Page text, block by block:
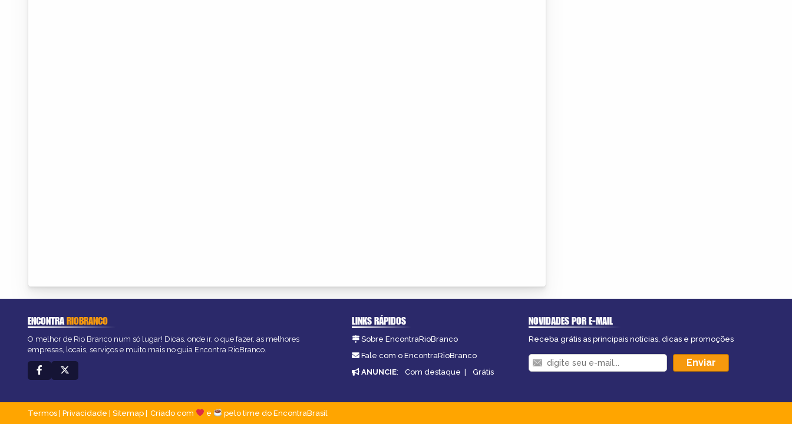
ENCONTRARIOBRANCO
O melhor de Rio Branco num só lugar! Dicas, onde ir, o que fazer, as melhores
empresas, locais, serviços e muito mais no guia Encontra RioBranco.
LINKS RÁPIDOS
Sobre EncontraRioBranco
Fale com o EncontraRioBranco
ANUNCIE: Com destaque | Grátis
NOVIDADES POR E-MAIL
Receba grátis as principais notícias, dicas e promoções
Termos Privacidade Sitemap Criado com e pelo time do EncontraBrasil